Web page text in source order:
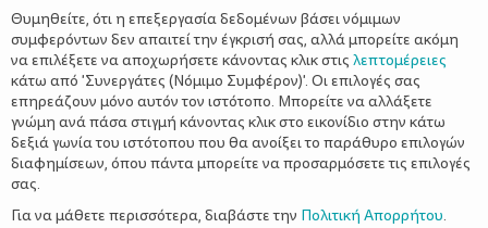
Είθισται κάθε πρώτη του Δεκέμβρη κάποιο ημερολόγιο
αντίστροφης μέτρησης Χριστουγέννων (Advent
Calendar)
ανοίξουν. Γονείς και παιδαγωγοί φροντίζουμε νωρίτερα να
Θυμηθείτε, ότι η επεξεργασία δεδομένων βάσει νόμιμων
συμφερόντων δεν απαιτεί την έγκρισή σας, αλλά μπορείτε ακόμη
να επιλέξετε να αποχωρήσετε κάνοντας κλικ στις λεπτομέρειες
κάτω από 'Συνεργάτες (Νόμιμο Συμφέρον)'. Οι επιλογές σας
επηρεάζουν μόνο αυτόν τον ιστότοπο. Μπορείτε να αλλάξετε
γνώμη ανά πάσα στιγμή κάνοντας κλικ στο εικονίδιο στην κάτω
δεξιά γωνία του ιστότοπου που θα ανοίξει το παράθυρο επιλογών
διαφημίσεων, όπου πάντα μπορείτε να προσαρμόσετε τις επιλογές
σας.
Για να μάθετε περισσότερα, διαβάστε την Πολιτική Απορρήτου.